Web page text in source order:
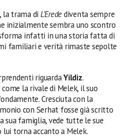
, la trama di L’Eredediventa sempre
inizialmente sembra uno scontro
infatti in una storia fatta di
familiari e verità rimaste sepolte
riguardaYildiz.
la rivale di Melek, il suo
Cresciuta con la
con Serhat fosse già scritto
sua famiglia, vede tutte le sue
torna accanto a Melek.